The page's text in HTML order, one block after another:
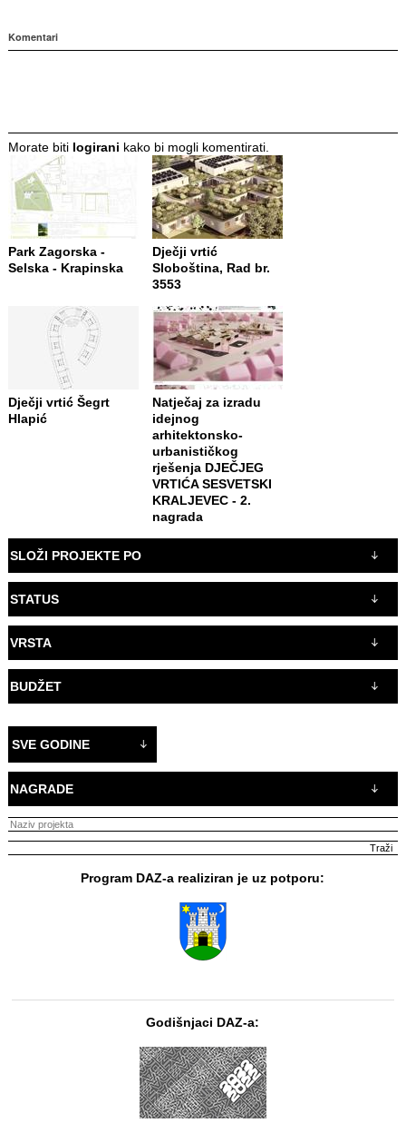
Komentari
Morate biti logirani kako bi mogli komentirati.
Park Zagorska -
Selska - Krapinska
Dječji vrtić
Sloboština, Rad br.
3553
Dječji vrtić Šegrt
Hlapić
Natječaj za izradu
idejnog
arhitektonsko-
urbanističkog
rješenja DJEČJEG
VRTIĆA SESVETSKI
KRALJEVEC - 2.
nagrada
SLOŽI PROJEKTE PO
STATUS
VRSTA
BUDŽET
SVE GODINE
NAGRADE
Program DAZ-a realiziran je uz potporu:
Godišnjaci DAZ-a: